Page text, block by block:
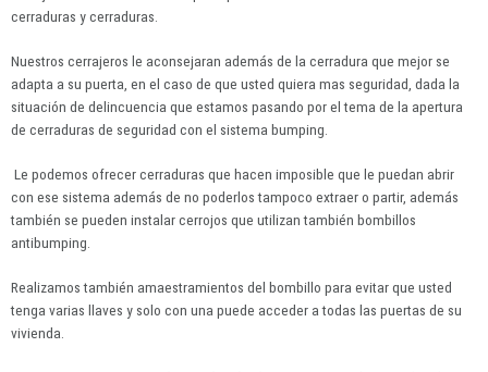
cerraduras y cerraduras.
Nuestros cerrajeros le aconsejaran además de la cerradura que mejor se
adapta a su puerta, en el caso de que usted quiera mas seguridad, dada la
situación de delincuencia que estamos pasando por el tema de la apertura
de cerraduras de seguridad con el sistema bumping.
Le podemos ofrecer cerraduras que hacen imposible que le puedan abrir
con ese sistema además de no poderlos tampoco extraer o partir, además
también se pueden instalar cerrojos que utilizan también bombillos
antibumping.
Realizamos también amaestramientos del bombillo para evitar que usted
tenga varias llaves y solo con una puede acceder a todas las puertas de su
vivienda.